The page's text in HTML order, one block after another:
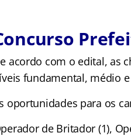
acordo com o edital, as
fundamental, médio
oportunidades para os
de Britador (1),